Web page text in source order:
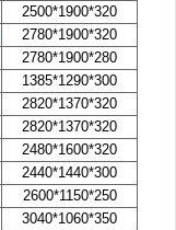
2500*1900*320
2780*1900*320
2780*1900*280
1385*1290*300
2820*1370*320
2820*1370*320
2480*1600*320
2440*1440*300
2600*1150*250
3040*1060*350